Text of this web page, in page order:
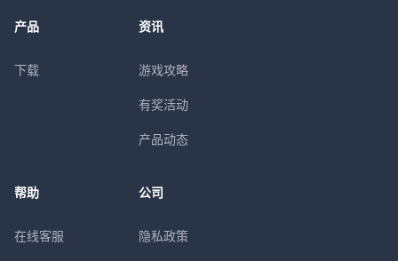
产品
下载
资讯
游戏攻略
有奖活动
产品动态
帮助
在线客服
公司
隐私政策